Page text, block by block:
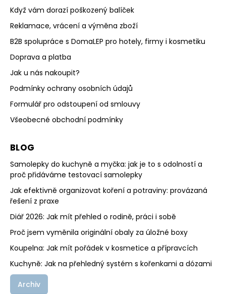
Když vám dorazí poškozený balíček
Reklamace, vrácení a výměna zboží
B2B spolupráce s DomaLEP pro hotely, firmy i kosmetiku
Doprava a platba
Jak u nás nakoupit?
Podmínky ochrany osobních údajů
Formulář pro odstoupení od smlouvy
Všeobecné obchodní podmínky
BLOG
Samolepky do kuchyně a myčka: jak je to s odolností a
proč přidáváme testovací samolepky
Jak efektivně organizovat koření a potraviny: provázaná
řešení z praxe
Diář 2026: Jak mít přehled o rodině, práci i sobě
Proč jsem vyměnila originální obaly za úložné boxy
Koupelna: Jak mít pořádek v kosmetice a přípravcích
Kuchyně: Jak na přehledný systém s kořenkami a dózami
Archiv